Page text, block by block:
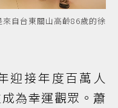
自台東關山高齡86歲的徐
迎接年度百萬人
為幸運觀眾。蕭